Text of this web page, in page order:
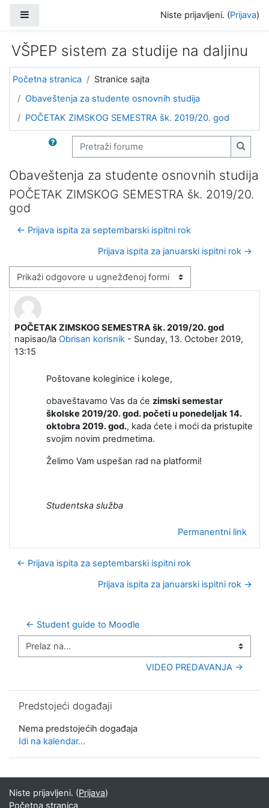
Niste prijavljeni. (Prijava)
VŠPEP sistem za studije na daljinu
Početna stranica
Stranice sajta
Obaveštenja za studente osnovnih studija
POČETAK ZIMSKOG SEMESTRA šk. 2019/20. god
Pretraži forume
Obaveštenja za studente osnovnih studija
POČETAK ZIMSKOG SEMESTRA šk. 2019/20.
god
← Prijava ispita za septembarski ispitni rok
Prijava ispita za januarski ispitni rok →
Način prikazivanja
POČETAK ZIMSKOG SEMESTRA šk. 2019/20. god
napisao/la Obrisan korisnik - Sunday, 13. October 2019,
13:15
Broj odgovora: 0
Poštovane koleginice i kolege,
obaveštavamo Vas da će zimski semestar
školske 2019/20. god. početi u ponedeljak 14.
oktobra 2019. god., kada ćete i moći da pristupite
svojim novim predmetima.
Želimo Vam uspešan rad na platformi!
Studentska služba
Permanentni link
← Prijava ispita za septembarski ispitni rok
Prijava ispita za januarski ispitni rok →
← Student guide to Moodle
Prelaz na...
VIDEO PREDAVANJA →
Predstojeći događaji
Nema predstojećih događaja
Idi na kalendar...
Niste prijavljeni. (Prijava)
Početna stranica